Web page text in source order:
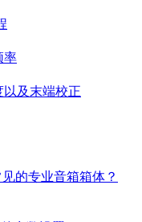
率
以及末端校正
的专业音箱箱体？